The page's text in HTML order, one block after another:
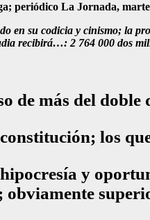
periódico La Jornada,
en su codicia y cinismo; la
recibirá…: 2 764 000 dos
de más del
los
y